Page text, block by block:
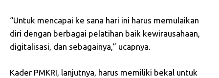
“Untuk mencapai ke sana hari ini harus memulaikan
diri dengan berbagai pelatihan baik kewirausahaan,
digitalisasi, dan sebagainya,” ucapnya.
Kader PMKRI, lanjutnya, harus memiliki bekal untuk